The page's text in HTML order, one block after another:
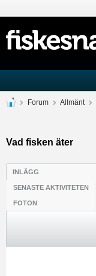
Forum Allmänt
Vad fisken äter
INLÄGG
SENASTE AKTIVITETEN
FOTON